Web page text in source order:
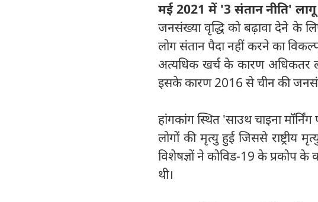
मई 2021 में '3 संतान नीति'
जनसंख्या वृद्धि को बढ़ावा देने के
लोग संतान पैदा नहीं करने का
अत्यधिक खर्च के कारण अधिकतर
इसके कारण 2016 से चीन की
हांगकांग स्थित 'साउथ चाइना
लोगों की मृत्यु हुई जिससे राष्ट्रीय
विशेषज्ञों ने कोविड-19 के प्रकोप
थी।